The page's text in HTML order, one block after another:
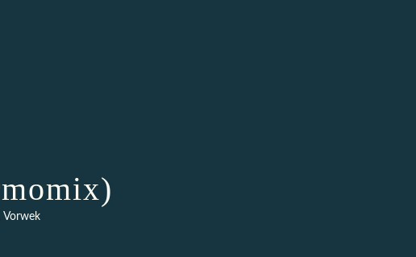
Vorwek